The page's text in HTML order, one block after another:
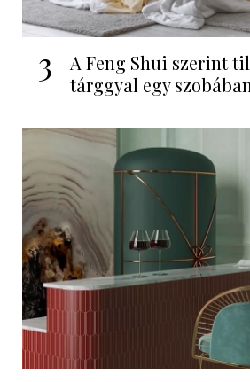
3
A Feng Shui szerint
tárggyal egy